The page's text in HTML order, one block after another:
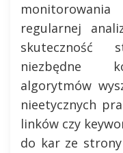
regularnej
skuteczność
niezbędne
algorytmów
nieetycznych
linków czy
do kar ze